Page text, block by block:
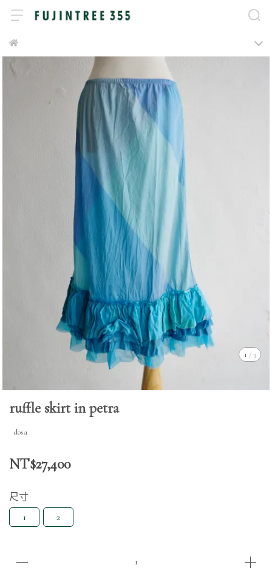
1 /3
ruffle skirt in petra
dosa
NT$27,400
尺寸
1
2